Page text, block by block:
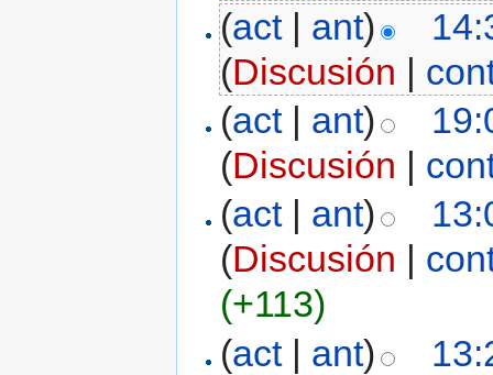
(act| ant)
(Discusión |
(act| ant)
(Discusión |
(act| ant)
(Discusión |
(+113)
(act| ant)